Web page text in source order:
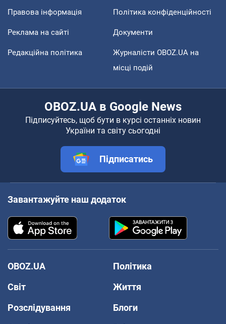
Правова інформація Політика конфіденційності
Реклама на сайті Документи
Редакційна політика
Журналісти OBOZ.UA на
місці подій
OBOZ.UA в Google News
Підписуйтесь, щоб бути в курсі останніх новин
України та світу сьогодні
Підписатись
Завантажуйте наш додаток
OBOZ.UA
Політика
Світ
Життя
Розслідування
Блоги